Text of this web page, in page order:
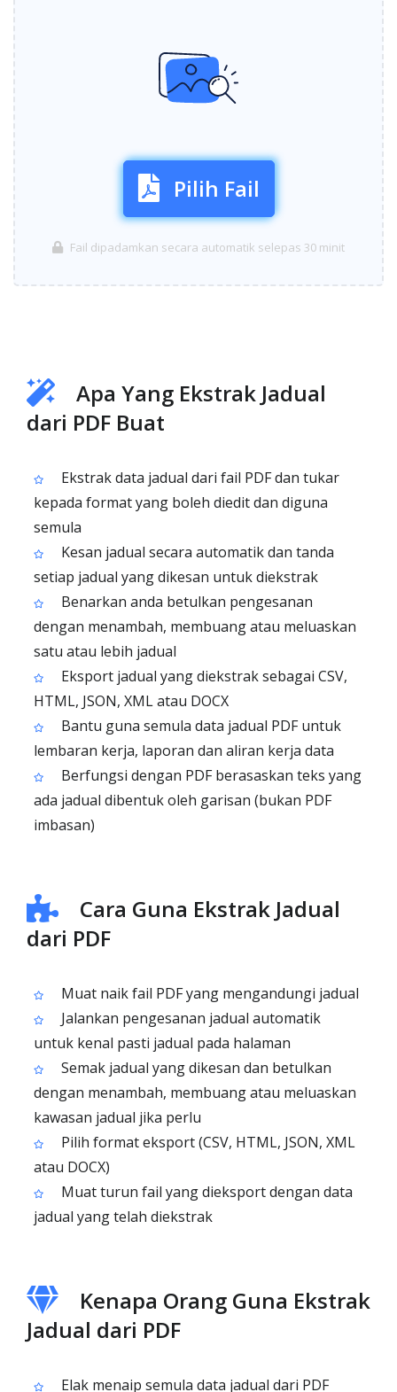
Pilih Fail
Fail dipadamkan secara automatik selepas 30 minit
Apa Yang Ekstrak Jadual
dari PDF Buat
Ekstrak data jadual dari fail PDF dan tukar
kepada format yang boleh diedit dan diguna
semula
Kesan jadual secara automatik dan tanda
setiap jadual yang dikesan untuk diekstrak
Benarkan anda betulkan pengesanan
dengan menambah, membuang atau meluaskan
satu atau lebih jadual
Eksport jadual yang diekstrak sebagai CSV,
HTML, JSON, XML atau DOCX
Bantu guna semula data jadual PDF untuk
lembaran kerja, laporan dan aliran kerja data
Berfungsi dengan PDF berasaskan teks yang
ada jadual dibentuk oleh garisan (bukan PDF
imbasan)
Cara Guna Ekstrak Jadual
dari PDF
Muat naik fail PDF yang mengandungi jadual
Jalankan pengesanan jadual automatik
untuk kenal pasti jadual pada halaman
Semak jadual yang dikesan dan betulkan
dengan menambah, membuang atau meluaskan
kawasan jadual jika perlu
Pilih format eksport (CSV, HTML, JSON, XML
atau DOCX)
Muat turun fail yang dieksport dengan data
jadual yang telah diekstrak
Kenapa Orang Guna Ekstrak
Jadual dari PDF
Elak menaip semula data jadual dari PDF